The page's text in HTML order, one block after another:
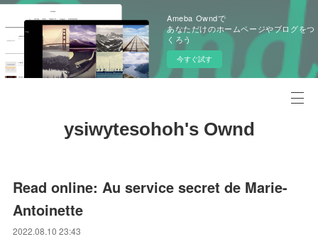
Ameba Owndで
あなただけのホームページやブログをつ
くろう
今すぐ試す
ysiwytesohoh's Ownd
Read online: Au service secret de Marie-
Antoinette
2022.08.10 23:43